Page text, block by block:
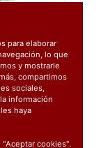
para elaborar
lo que
y mostrarle
compartimos
sociales,
información
haya
cookies".